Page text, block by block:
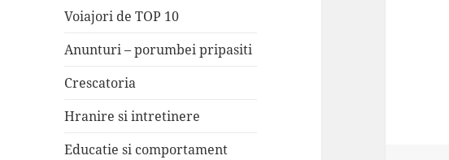
Voiajori de TOP 10
Anunturi – porumbei pripasiti
Crescatoria
Hranire si intretinere
Educatie si comportament